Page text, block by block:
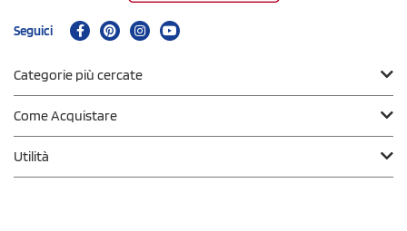
Seguici
Categorie più cercate
Come Acquistare
Utilità